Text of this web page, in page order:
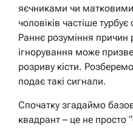
яєчниками чи
чоловіків частіше
Раннє розуміння причин
ігнорування може
розриву кісти.
подає такі сигнали.
Спочатку згадаймо
квадрант – це не просто